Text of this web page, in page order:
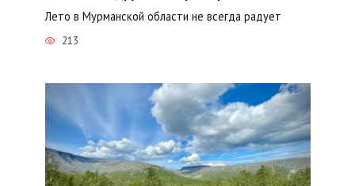
Лето в Мурманской области не всегда радует
213